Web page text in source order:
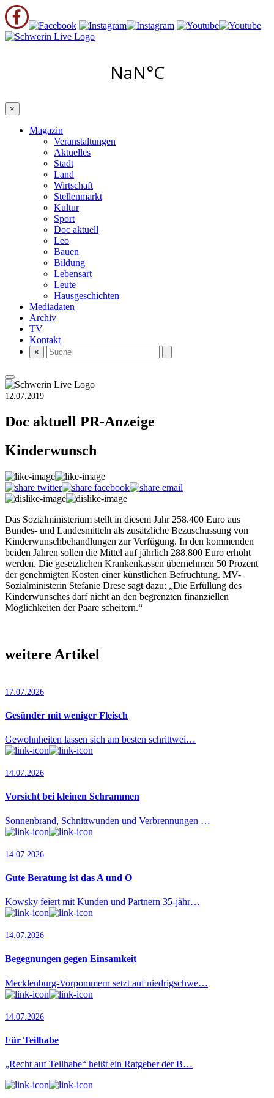
×
Magazin
Veranstaltungen
Aktuelles
Stadt
Land
Wirtschaft
Stellenmarkt
Kultur
Sport
Doc aktuell
Leo
Bauen
Bildung
Lebensart
Leute
Hausgeschichten
Mediadaten
Archiv
TV
Kontakt
×
12.07.2019
Doc aktuell PR-Anzeige
Kinderwunsch
Das Sozialministerium stellt in diesem Jahr 258.400 Euro aus
Bundes- und Landesmitteln als zusätzliche Bezuschussung von
Kinderwunschbehandlungen zur Verfügung. In den kommenden
beiden Jahren sollen die Mittel auf jährlich 288.800 Euro erhöht
werden. Die gesetzlichen Krankenkassen übernehmen 50 Prozent
der genehmigten Kosten einer künstlichen Befruchtung. MV-
Sozialministerin Stefanie Drese sagt dazu: „Die Erfüllung des
Kinderwunsches darf nicht an den begrenzten finanziellen
Möglichkeiten der Paare scheitern.“
weitere Artikel
17.07.2026
Gesünder mit weniger Fleisch
Gewohnheiten lassen sich am besten schrittwei…
14.07.2026
Vorsicht bei kleinen Schrammen
Sonnenbrand, Schnittwunden und Verbrennungen …
14.07.2026
Gute Beratung ist das A und O
Kowsky feiert mit Kunden und Partnern 35-jähr…
14.07.2026
Begegnungen gegen Einsamkeit
Mecklenburg-Vorpommern setzt auf niedrigschwe…
14.07.2026
Für Teilhabe
„Recht auf Teilhabe“ heißt ein Ratgeber der B…